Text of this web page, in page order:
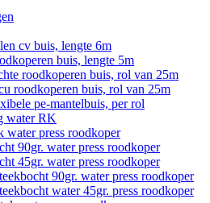
cv buis, lengte 6m
buis, lengte 5m
roodkoperen buis, rol van 25m
roodkoperen buis, rol van 25m
pe-mantelbuis, per rol
water RK
water press roodkoper
90gr. water press roodkoper
45gr. water press roodkoper
90gr. water press roodkoper
water 45gr. press roodkoper